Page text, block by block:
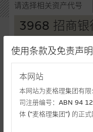
选股攻略
中资股票专页
麦格理投资教室
请选择相关资产代号
3968 招商银
现价(港元)
48.22
升
-
48.24
最後更新时间: 06-08-2026
使用条款及免责声明
本网站
本网站为麦格理集团有
司注册编号：ABN 94
体 (”麦格理集团”) 的正式